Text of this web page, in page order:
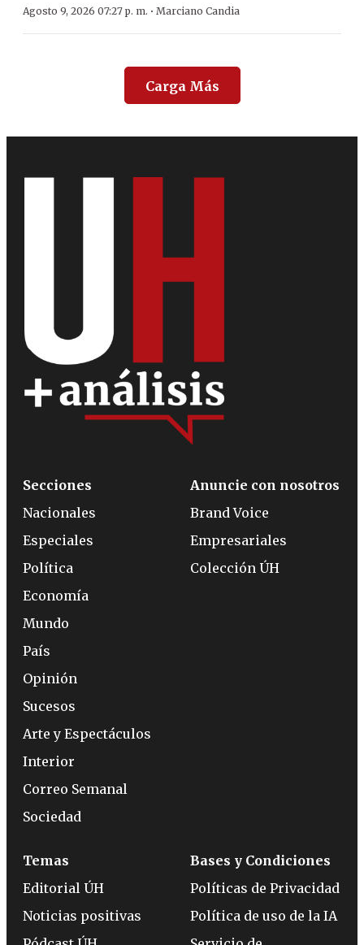
Agosto 9, 2026 07:27 p. m. · Marciano Candia
Carga Más
Secciones
Nacionales
Especiales
Política
Economía
Mundo
País
Opinión
Sucesos
Arte y Espectáculos
Interior
Correo Semanal
Sociedad
Anuncie con nosotros
Brand Voice
Empresariales
Colección ÚH
Temas
Editorial ÚH
Noticias positivas
Bases y Condiciones
Políticas de Privacidad
Política de uso de la IA